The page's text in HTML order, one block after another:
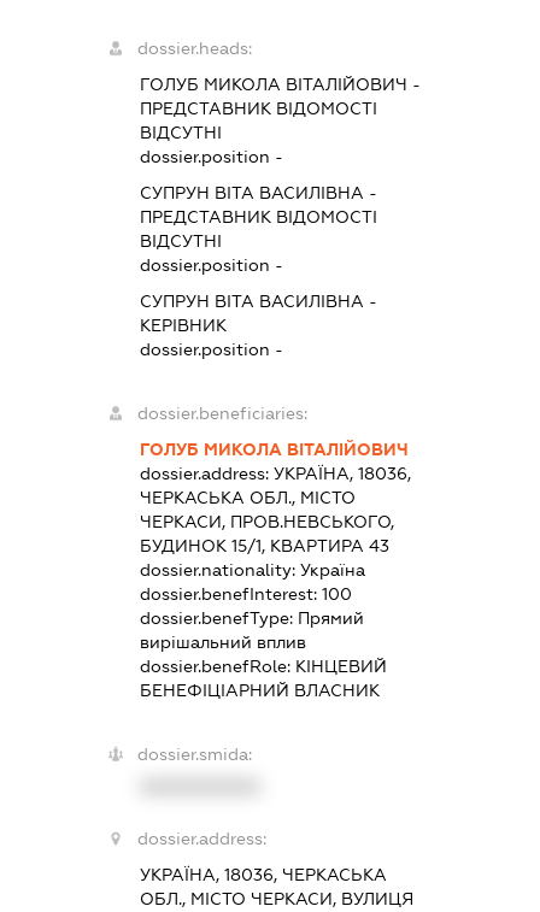
dossier.heads:
ГОЛУБ МИКОЛА ВІТАЛІЙОВИЧ -
ПРЕДСТАВНИК ВІДОМОСТІ
ВІДСУТНІ
dossier.position -
СУПРУН ВІТА ВАСИЛІВНА -
ПРЕДСТАВНИК ВІДОМОСТІ
ВІДСУТНІ
dossier.position -
СУПРУН ВІТА ВАСИЛІВНА -
КЕРІВНИК
dossier.position -
dossier.beneficiaries:
ГОЛУБ МИКОЛА ВІТАЛІЙОВИЧ
dossier.address:УКРАЇНА, 18036,
ЧЕРКАСЬКА ОБЛ., МІСТО
ЧЕРКАСИ, ПРОВ.НЕВСЬКОГО,
БУДИНОК 15/1, КВАРТИРА 43
dossier.nationality:Україна
dossier.benefInterest:100
dossier.benefType: Прямий
вирішальний вплив
dossier.benefRole: КІНЦЕВИЙ
БЕНЕФІЦІАРНИЙ ВЛАСНИК
dossier.smida:
dossier.address:
УКРАЇНА, 18036, ЧЕРКАСЬКА
ОБЛ., МІСТО ЧЕРКАСИ, ВУЛИЦЯ